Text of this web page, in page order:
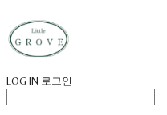
LOG IN 로그인